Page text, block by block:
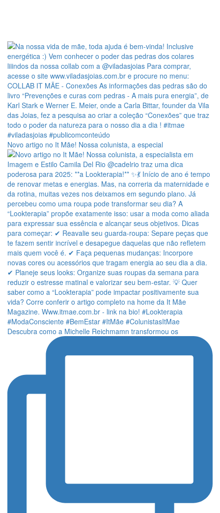
Novo artigo no It Mãe! Nossa colunista, a especial
Descubra como a Michelle Reichmamn transformou os